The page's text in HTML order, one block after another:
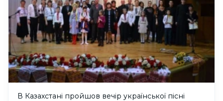
В Казахстані пройшов вечір української пісні